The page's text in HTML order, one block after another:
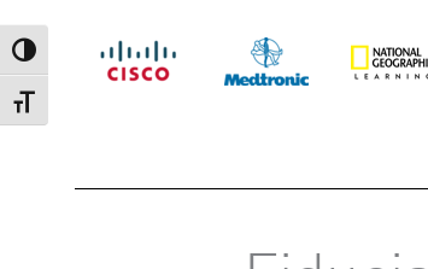
Attiva/disattiva alto contrasto
Attiva/disattiva dimensione testo